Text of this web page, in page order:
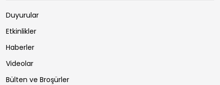
Duyurular
Etkinlikler
Haberler
Videolar
Bülten ve Broşürler